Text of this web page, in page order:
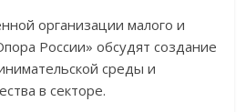
организации малого и
России» обсудят создание
среды и
в секторе.